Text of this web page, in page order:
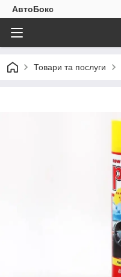
АвтоБокс
Товари та послуги